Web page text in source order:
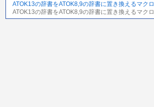
ATOK13の辞書をATOK8,9の辞書に置き換えるマクロ
ATOK13の辞書をATOK8,9の辞書に置き換えるマクロ